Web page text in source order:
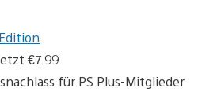
€7.99
für PS Plus-Mitglieder